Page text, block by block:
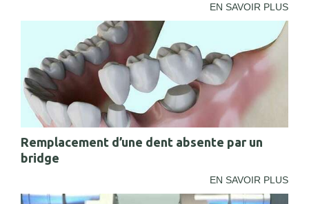
EN SAVOIR PLUS
Remplacement d’une dent absente par un
bridge
EN SAVOIR PLUS